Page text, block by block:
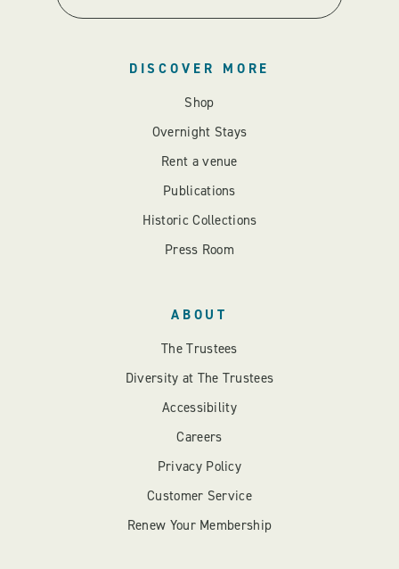
DISCOVER MORE
Shop
Overnight Stays
Rent a venue
Publications
Historic Collections
Press Room
ABOUT
The Trustees
Diversity at The Trustees
Accessibility
Careers
Privacy Policy
Customer Service
Renew Your Membership